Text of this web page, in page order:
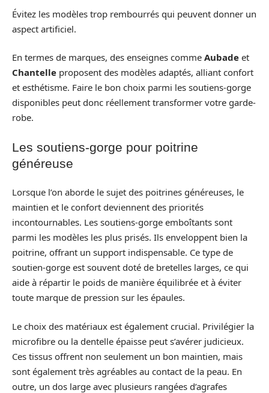
Évitez les modèles trop rembourrés qui peuvent donner un
aspect artificiel.
En termes de marques, des enseignes comme Aubade et
Chantelle proposent des modèles adaptés, alliant confort
et esthétisme. Faire le bon choix parmi les soutiens-gorge
disponibles peut donc réellement transformer votre garde-
robe.
Les soutiens-gorge pour poitrine
généreuse
Lorsque l’on aborde le sujet des poitrines généreuses, le
maintien et le confort deviennent des priorités
incontournables. Les soutiens-gorge emboîtants sont
parmi les modèles les plus prisés. Ils enveloppent bien la
poitrine, offrant un support indispensable. Ce type de
soutien-gorge est souvent doté de bretelles larges, ce qui
aide à répartir le poids de manière équilibrée et à éviter
toute marque de pression sur les épaules.
Le choix des matériaux est également crucial. Privilégier la
microfibre ou la dentelle épaisse peut s’avérer judicieux.
Ces tissus offrent non seulement un bon maintien, mais
sont également très agréables au contact de la peau. En
outre, un dos large avec plusieurs rangées d’agrafes